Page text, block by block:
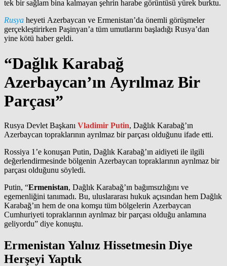
tek bir sağlam bina kalmayan şehrin harabe görüntüsü yürek burktu.
Rusya heyeti Azerbaycan ve Ermenistan’da önemli görüşmeler
gerçekleştirirken Paşinyan’a tüm umutlarını başladığı Rusya’dan
yine kötü haber geldi.
“Dağlık Karabağ
Azerbaycan’ın Ayrılmaz Bir
Parçası”
Rusya Devlet Başkanı Vladimir Putin, Dağlık Karabağ’ın
Azerbaycan topraklarının ayrılmaz bir parçası olduğunu ifade etti.
Rossiya 1’e konuşan Putin, Dağlık Karabağ’ın aidiyeti ile ilgili
değerlendirmesinde bölgenin Azerbaycan topraklarının ayrılmaz bir
parçası olduğunu söyledi.
Putin, “Ermenistan, Dağlık Karabağ’ın bağımsızlığını ve
egemenliğini tanımadı. Bu, uluslararası hukuk açısından hem Dağlık
Karabağ’ın hem de ona komşu tüm bölgelerin Azerbaycan
Cumhuriyeti topraklarının ayrılmaz bir parçası olduğu anlamına
geliyordu” diye konuştu.
Ermenistan Yalnız Hissetmesin Diye
Herşeyi Yaptık